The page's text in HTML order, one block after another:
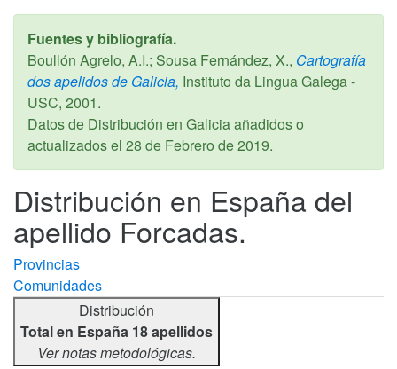
Fuentes y bibliografía.
Boullón Agrelo, A.I.; Sousa Fernández, X., Cartografía
dos apelidos de Galicia, Instituto da Lingua Galega -
USC, 2001.
Datos de Distribución en Galicia añadidos o
actualizados el 28 de Febrero de 2019.
Distribución en España del
apellido Forcadas.
Provincias
Comunidades
Distribución
Total en España 18 apellidos
Ver notas metodológicas.